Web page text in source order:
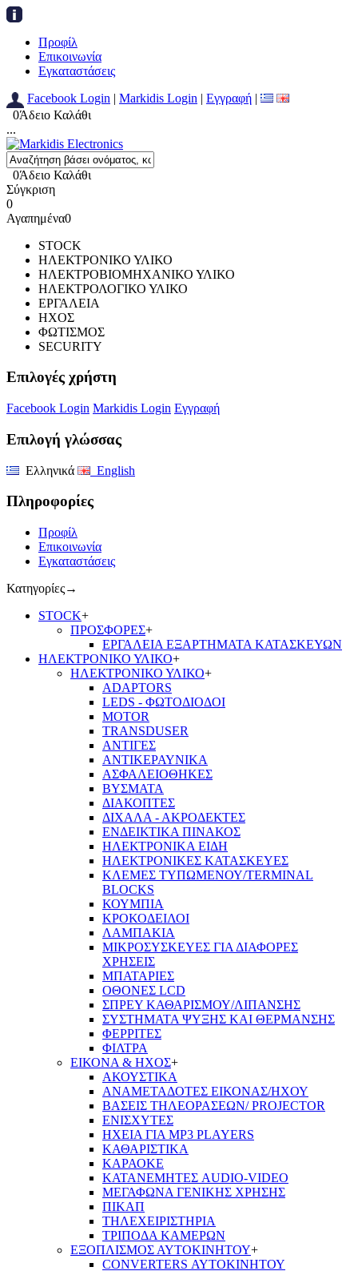
Προφίλ
Επικοινωνία
Εγκαταστάσεις
Facebook Login | Markidis Login | Εγγραφή |
0Άδειο Καλάθι
...
0Άδειο Καλάθι
Σύγκριση
0
Αγαπημένα0
STOCK
ΗΛΕΚΤΡΟΝΙΚΟ ΥΛΙΚΟ
ΗΛΕΚΤΡΟΒΙΟΜΗΧΑΝΙΚΟ ΥΛΙΚΟ
ΗΛΕΚΤΡΟΛΟΓΙΚΟ ΥΛΙΚΟ
ΕΡΓΑΛΕΙΑ
ΗΧΟΣ
ΦΩΤΙΣΜΟΣ
SECURITY
Επιλογές χρήστη
Facebook Login Markidis Login Εγγραφή
Επιλογή γλώσσας
Ελληνικά English
Πληροφορίες
Προφίλ
Επικοινωνία
Εγκαταστάσεις
Κατηγορίες→
STOCK+
ΠΡΟΣΦΟΡΕΣ+
ΕΡΓΑΛΕΙΑ ΕΞΑΡΤΗΜΑΤΑ ΚΑΤΑΣΚΕΥΩΝ
ΗΛΕΚΤΡΟΝΙΚΟ ΥΛΙΚΟ+
ΗΛΕΚΤΡΟΝΙΚΟ ΥΛΙΚΟ+
ADAPTORS
LEDS - ΦΩΤΟΔΙΟΔΟΙ
MOTOR
TRANSDUSER
ΑΝΤΙΓΕΣ
ΑΝΤΙΚΕΡΑΥΝΙΚΑ
ΑΣΦΑΛΕΙΟΘΗΚΕΣ
ΒΥΣΜΑΤΑ
ΔΙΑΚΟΠΤΕΣ
ΔΙΧΑΛΑ - ΑΚΡΟΔΕΚΤΕΣ
ΕΝΔΕΙΚΤΙΚΑ ΠΙΝΑΚΟΣ
ΗΛΕΚΤΡΟΝΙΚΑ ΕΙΔΗ
ΗΛΕΚΤΡΟΝΙΚΕΣ ΚΑΤΑΣΚΕΥΕΣ
ΚΛΕΜΕΣ ΤΥΠΩΜΕΝΟΥ/TERMINAL
BLOCKS
ΚΟΥΜΠΙΑ
ΚΡΟΚΟΔΕΙΛΟΙ
ΛΑΜΠΑΚΙΑ
ΜΙΚΡΟΣΥΣΚΕΥΕΣ ΓΙΑ ΔΙΑΦΟΡΕΣ
ΧΡΗΣΕΙΣ
ΜΠΑΤΑΡΙΕΣ
ΟΘΟΝΕΣ LCD
ΣΠΡΕΥ ΚΑΘΑΡΙΣΜΟΥ/ΛΙΠΑΝΣΗΣ
ΣΥΣΤΗΜΑΤΑ ΨΥΞΗΣ ΚΑΙ ΘΕΡΜΑΝΣΗΣ
ΦΕΡΡΙΤΕΣ
ΦΙΛΤΡΑ
ΕΙΚΟΝΑ & ΗΧΟΣ+
ΑΚΟΥΣΤΙΚΑ
ΑΝΑΜΕΤΑΔΟΤΕΣ ΕΙΚΟΝΑΣ/ΗΧΟΥ
ΒΑΣΕΙΣ ΤΗΛΕOΡΑΣΕΩΝ/ PROJECTOR
ΕΝΙΣΧΥΤΕΣ
ΗΧΕΙΑ ΓΙΑ MP3 PLAYERS
ΚΑΘΑΡΙΣΤΙΚΑ
ΚΑΡΑΟΚΕ
ΚΑΤΑΝΕΜΗΤΕΣ AUDIO-VIDEO
ΜΕΓΑΦΩΝΑ ΓΕΝΙΚΗΣ ΧΡΗΣΗΣ
ΠΙΚΑΠ
ΤΗΛΕΧΕΙΡΙΣΤΗΡΙΑ
ΤΡΙΠΟΔΑ ΚΑΜΕΡΩΝ
ΕΞΟΠΛΙΣΜΟΣ ΑΥΤΟΚΙΝΗΤΟΥ+
CONVERTERS ΑΥΤΟΚΙΝΗΤΟΥ